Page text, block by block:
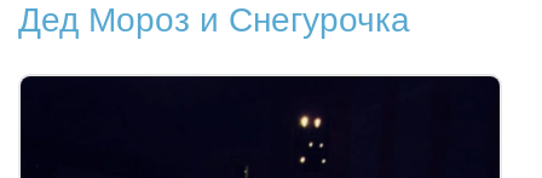
Дед Мороз и Снегурочка